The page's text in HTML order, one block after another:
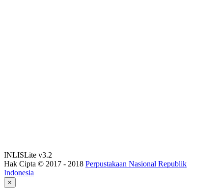
INLISLite v3.2
Hak Cipta © 2017 - 2018 Perpustakaan Nasional Republik
Indonesia
×